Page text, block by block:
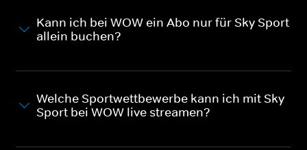
Kann ich bei WOW ein Abo nur für Sky Sport
allein buchen?
Welche Sportwettbewerbe kann ich mit Sky
Sport bei WOW live streamen?